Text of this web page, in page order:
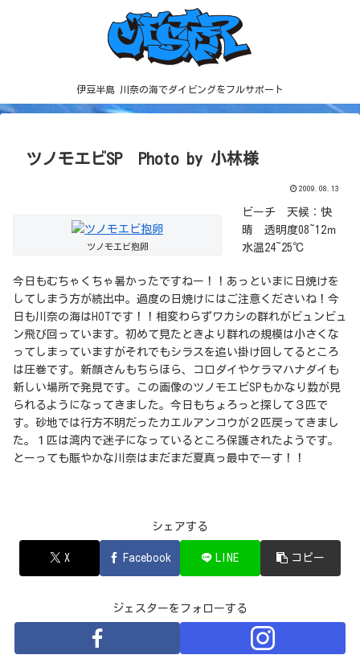
伊豆半島 川奈の海でダイビングをフルサポート
ツノモエビSP Photo by 小林様
2009.08.13
ツノモエビ抱卵
ビーチ 天候：快
晴 透明度08~12ｍ
水温24~25℃
今日もむちゃくちゃ暑かったですねー！！あっといまに日焼けを
してしまう方が続出中。過度の日焼けにはご注意くださいね！今
日も川奈の海はHOTです！！相変わらずワカシの群れがビュンビュ
ン飛び回っています。初めて見たときより群れの規模は小さくな
ってしまっていますがそれでもシラスを追い掛け回してるところ
は圧巻です。新顔さんもちらほら、コロダイやケラマハナダイも
新しい場所で発見です。この画像のツノモエビSPもかなり数が見
られるようになってきました。今日もちょろっと探して３匹で
す。砂地では行方不明だったカエルアンコウが２匹戻ってきまし
た。１匹は湾内で迷子になっているところ保護されたようです。
とーっても賑やかな川奈はまだまだ夏真っ最中でーす！！
シェアする
X Facebook LINE コピー
ジェスターをフォローする